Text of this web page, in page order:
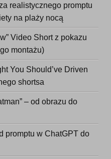
realistycznego promptu
na plaży nocą
Video Short z pokazu
montażu)
You Should’ve Driven
shortsa
– od obrazu do
promptu w ChatGPT do